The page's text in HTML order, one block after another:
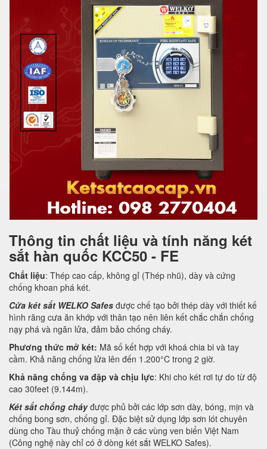
Thông tin chất liệu và tính năng két
sắt hàn quốc KCC50 - FE
Chất liệu: Thép cao cấp, không gỉ (Thép nhũ), dày và cứng
chống khoan phá két.
Cửa két sắt WELKO Safes được chế tạo bởi thép dày với thiết kế
hình răng cưa ăn khớp với thân tạo nên liên kết chắc chắn chống
nạy phá và ngăn lửa, đảm bảo chống cháy.
Phương thức mở két: Mã số kết hợp với khoá chia bi và tay
cầm. Khả năng chống lửa lên đến 1.200°C trong 2 giờ.
Khả năng chống va đập và chịu lực: Khi cho két rơi tự do từ độ
cao 30feet (9.144m).
Két sắt chống cháyđược phủ bởi các lớp sơn dày, bóng, mịn và
chống bong sơn, chống gỉ. Đặc biệt sử dụng lớp sơn lót chuyên
dùng cho Tàu thuỷ chống mặn ở các vùng ven biển Việt Nam
(Công nghệ này chỉ có ở dòng két sắt WELKO Safes).